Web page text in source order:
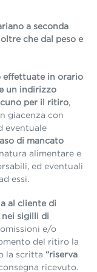
a seconda
che dal peso e
effettuate in orario
un indirizzo
per il ritiro
giacenza con
eventuale
di mancato
alimentare e
ed eventuali
essi.
al cliente di
nei sigilli di
e/o
del ritiro la
la scritta “riserva
ricevuto.